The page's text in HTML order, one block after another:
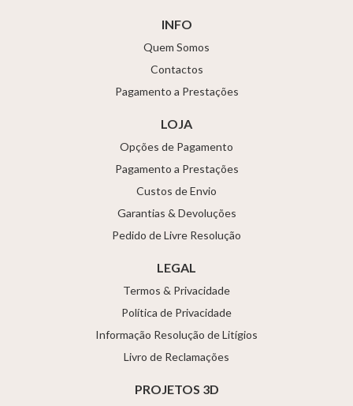
INFO
Quem Somos
Contactos
Pagamento a Prestações
LOJA
Opções de Pagamento
Pagamento a Prestações
Custos de Envio
Garantias & Devoluções
Pedido de Livre Resolução
LEGAL
Termos & Privacidade
Política de Privacidade
Informação Resolução de Litígios
Livro de Reclamações
PROJETOS 3D